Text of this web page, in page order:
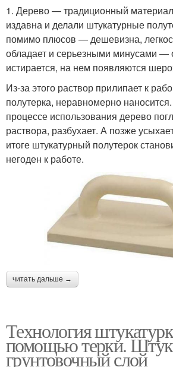
1. Дерево — традиционный материал
издавна и делали штукатурные
помимо плюсов — дешевизна,
обладает и серьезными минусами —
истирается, на нем появляются
Из-за этого раствор прилипает к
полутерка, неравномерно
процессе использования дерево
раствора, разбухает. А позже
итоге штукатурный полутерок
негоден к работе.
читать дальше →
Технология
помощью терки.
грунтовочный слой